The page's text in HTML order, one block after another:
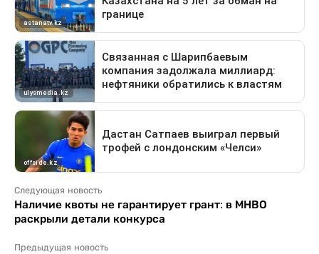
Следующая новость
Наличие квоты не гарантирует грант: в МНВО
раскрыли детали конкурса
Предыдущая новость